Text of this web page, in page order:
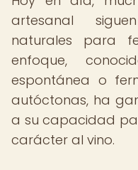
artesanal
naturales para
enfoque,
espontánea o
autóctonas, ha
a su capacidad
carácter al vino.